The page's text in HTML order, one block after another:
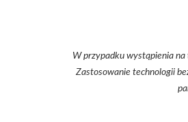
W przypadku wystąpienia na
Zastosowanie technologii